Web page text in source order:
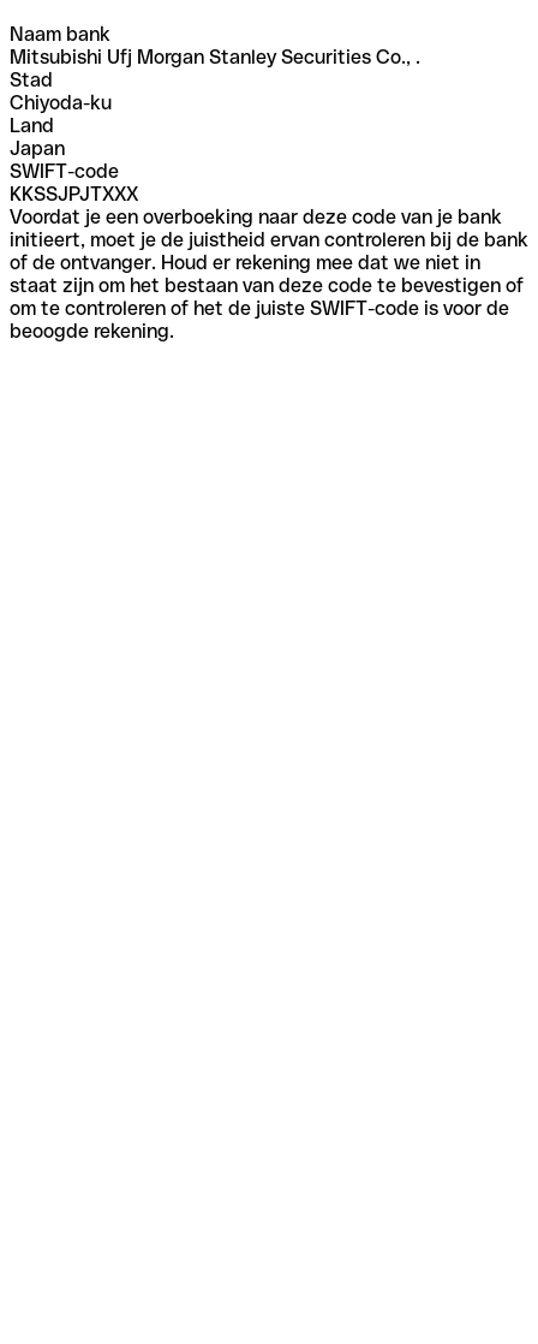
Naam bank
Mitsubishi Ufj Morgan Stanley Securities Co., .
Stad
Chiyoda-ku
Land
Japan
SWIFT-code
KKSSJPJTXXX
Voordat je een overboeking naar deze code van je bank
initieert, moet je de juistheid ervan controleren bij de bank
of de ontvanger. Houd er rekening mee dat we niet in
staat zijn om het bestaan van deze code te bevestigen of
om te controleren of het de juiste SWIFT-code is voor de
beoogde rekening.